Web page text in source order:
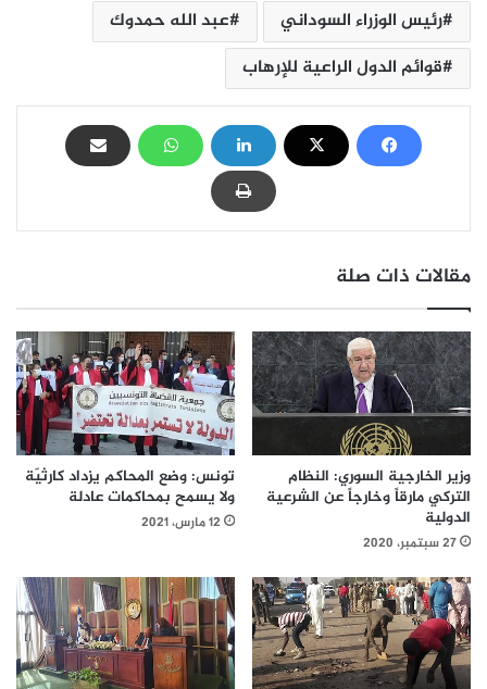
رئيس الوزراء السوداني
عبد الله حمدوك
قوائم الدول الراعية للإرهاب
مقالات ذات صلة
وزير الخارجية السوري: النظام
التركي مارقاً وخارجاً عن الشرعية
الدولية
27 سبتمبر، 2020
تونس: وضع المحاكم يزداد كارثيّة
ولا يسمح بمحاكمات عادلة
12 مارس، 2021